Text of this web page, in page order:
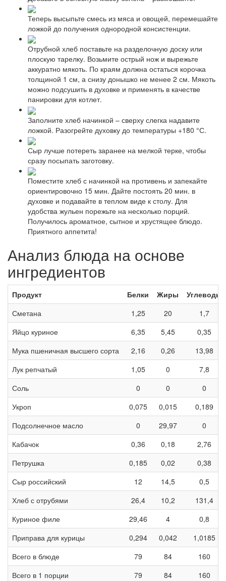
Теперь высыпьте смесь из мяса и овощей, перемешайте
ложкой до получения однородной консистенции.
Отрубной хлеб поставьте на разделочную доску или
плоскую тарелку. Возьмите острый нож и вырежьте
аккуратно мякоть. По краям должна остаться корочка
толщиной 1 см, а снизу донышко не менее 2 см. Мякоть
можно подсушить в духовке и применять в качестве
панировки для котлет.
Заполните хлеб начинкой – сверху слегка надавите
ложкой. Разогрейте духовку до температуры +180 °С.
Сыр лучше потереть заранее на мелкой терке, чтобы
сразу посыпать заготовку.
Поместите хлеб с начинкой на противень и запекайте
ориентировочно 15 мин. Дайте постоять 20 мин. в
духовке и подавайте в теплом виде к столу. Для
удобства жульен порежьте на несколько порций.
Получилось ароматное, сытное и хрустящее блюдо.
Приятного аппетита!
Анализ блюда на основе
ингредиентов
Продукт Белки Жиры
Углеводы
Сметана
1,25 20
1,7
Яйцо куриное
6,35 5,45
0,35
Мука пшеничная высшего сорта
2,16 0,26
13,98
Лук репчатый
1,05 0
7,8
Соль
0 0
0
Укроп
0,075 0,015
0,189
Подсолнечное масло
0 29,97
0
Кабачок
0,36 0,18
2,76
Петрушка
0,185 0,02
0,38
Сыр российский
12 14,5
0,5
Хлеб с отрубями
26,4 10,2
131,4
Куриное филе
29,46 4
0,8
Приправа для курицы
0,294 0,042
1,0185
Всего в блюде
79 84
160
Всего в 1 порции
79 84
160